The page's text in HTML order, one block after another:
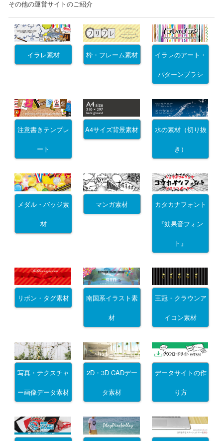
その他の運営サイトのご紹介
イラレ素材 枠・フレーム素材 イラレのアート・
パターンブラシ
注意書きテンプレ
ート
A4サイズ背景素材 水の素材（切り抜
き）
メダル・バッジ素
材
マンガ素材 カタカナフォント
『効果音フォン
ト』
リボン・タグ素材 南国系イラスト素
材
王冠・クラウンア
イコン素材
写真・テクスチャ
ー画像データ素材
2D・3D CADデー
タ素材
データサイトの作
り方